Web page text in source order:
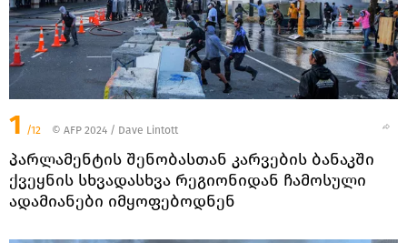
1 /12 © AFP 2024 / Dave Lintott
პარლამენტის შენობასთან კარვების ბანაკში
ქვეყნის სხვადასხვა რეგიონიდან ჩამოსული
ადამიანები იმყოფებოდნენ